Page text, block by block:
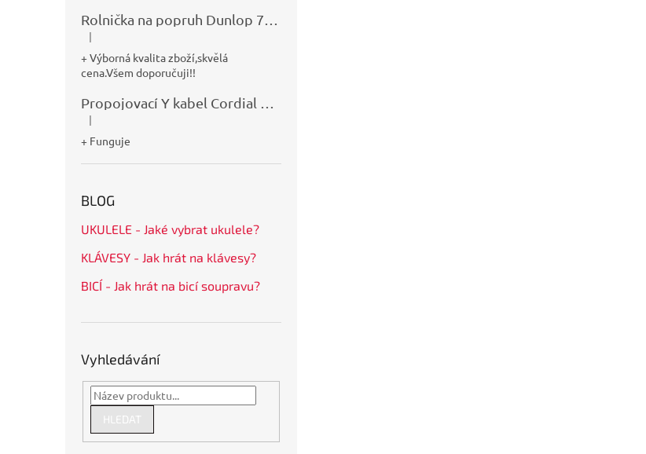
Hodnocení produktu je 5 z 5 hvězdiček.
|
+ Výborná kvalita zboží,skvělá
cena.Všem doporučuji!!
Hodnocení produktu je 5 z 5 hvězdiček.
|
+ Funguje
BLOG
UKULELE - Jaké vybrat ukulele?
KLÁVESY - Jak hrát na klávesy?
BICÍ - Jak hrát na bicí soupravu?
Vyhledávání
HLEDAT